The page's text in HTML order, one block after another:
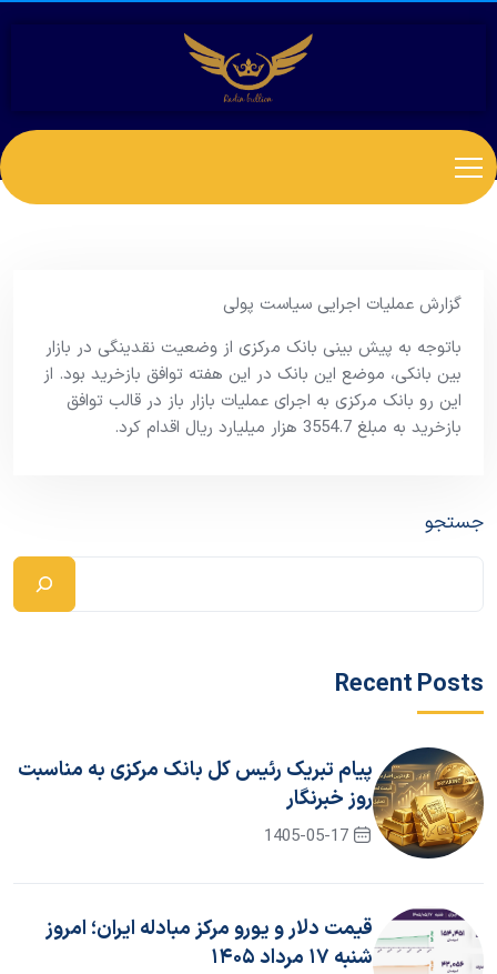
گزارش عملیات اجرایی سیاست پولی
باتوجه به پیش بینی بانک مرکزی از وضعیت نقدینگی در بازار
بین بانکی، موضع این بانک در این هفته توافق بازخرید بود. از
این رو بانک مرکزی به اجرای عملیات بازار باز در قالب توافق
بازخرید به مبلغ 3554.7 هزار میلیارد ریال اقدام کرد.
جستجو
Recent Posts
پیام تبریک رئیس کل بانک مرکزی به مناسبت
روز خبرنگار
1405-05-17
قیمت دلار و یورو مرکز مبادله ایران؛ امروز
شنبه ۱۷ مرداد ۱۴۰۵